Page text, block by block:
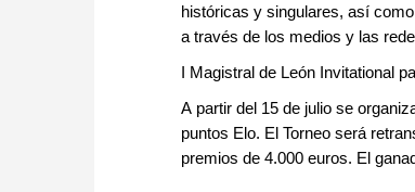
históricas y singulares, así
a través de los medios y las
I Magistral de León Invitational
A partir del 15 de julio se
puntos Elo. El Torneo será
premios de 4.000 euros. El